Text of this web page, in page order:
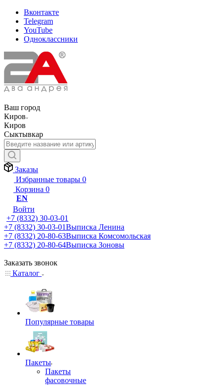
Вконтакте
Telegram
YouTube
Одноклассники
Ваш город
Киров
Киров
Сыктывкар
Заказы
Избранные товары 0
Корзина 0
EN
Войти
+7 (8332) 30-03-01
+7 (8332) 30-03-01Выписка Ленина
+7 (8332) 20-80-63Выписка Комсомольская
+7 (8332) 20-80-64Выписка Зоновы
Заказать звонок
Каталог
Популярные товары
Пакеты
Пакеты
фасовочные